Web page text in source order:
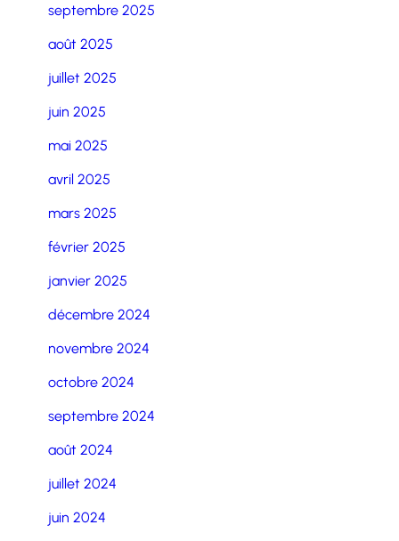
septembre 2025
août 2025
juillet 2025
juin 2025
mai 2025
avril 2025
mars 2025
février 2025
janvier 2025
décembre 2024
novembre 2024
octobre 2024
septembre 2024
août 2024
juillet 2024
juin 2024